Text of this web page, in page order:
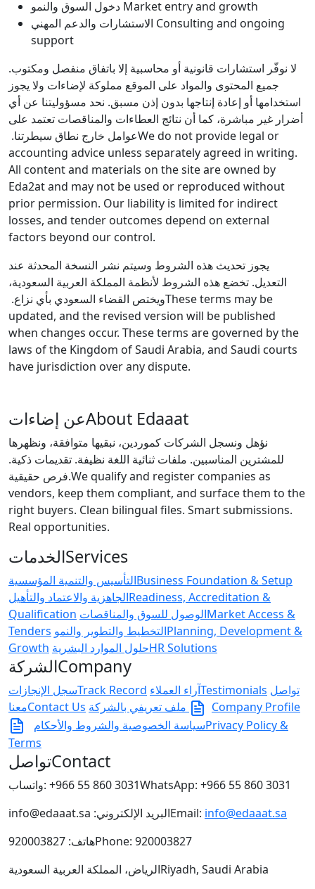
دخول السوق والنمو Market entry and growth
الاستشارات والدعم المهني Consulting and ongoing
support
لا نوفّر استشارات قانونية أو محاسبية إلا باتفاق منفصل ومكتوب.
جميع المحتوى والمواد على الموقع مملوكة لإضاءات ولا يجوز
استخدامها أو إعادة إنتاجها بدون إذن مسبق. نحد مسؤوليتنا عن أي
أضرار غير مباشرة، كما أن نتائج العطاءات والمناقصات تعتمد على
عوامل خارج نطاق سيطرتنا.We do not provide legal or
accounting advice unless separately agreed in writing.
All content and materials on the site are owned by
Eda2at and may not be used or reproduced without
prior permission. Our liability is limited for indirect
losses, and tender outcomes depend on external
factors beyond our control.
يجوز تحديث هذه الشروط وسيتم نشر النسخة المحدثة عند
التعديل. تخضع هذه الشروط لأنظمة المملكة العربية السعودية،
ويختص القضاء السعودي بأي نزاع.These terms may be
updated, and the revised version will be published
when changes occur. These terms are governed by the
laws of the Kingdom of Saudi Arabia, and Saudi courts
have jurisdiction over any dispute.
عن إضاءاتAbout Edaaat
نؤهل ونسجل الشركات كموردين، نبقيها متوافقة، ونظهرها
للمشترين المناسبين. ملفات ثنائية اللغة نظيفة. تقديمات ذكية.
فرص حقيقية.We qualify and register companies as
vendors, keep them compliant, and surface them to the
right buyers. Clean bilingual files. Smart submissions.
Real opportunities.
الخدماتServices
التأسيس والتنمية المؤسسيةBusiness Foundation & Setup
الجاهزية والاعتماد والتأهيلReadiness, Accreditation &
Qualification الوصول للسوق والمناقصاتMarket Access &
Tenders التخطيط والتطوير والنموPlanning, Development &
Growth حلول الموارد البشريةHR Solutions
الشركةCompany
سجل الإنجازاتTrack Record آراء العملاءTestimonials تواصل
معناContact Us
Company Profile
سياسة الخصوصية والشروط والأحكامPrivacy Policy &
Terms
تواصلContact
واتساب: +966 55 860 3031WhatsApp: +966 55 860 3031
البريد الإلكتروني: info@edaaat.sa Email: info@edaaat.sa
هاتف: 920003827Phone: 920003827
الرياض، المملكة العربية السعوديةRiyadh, Saudi Arabia